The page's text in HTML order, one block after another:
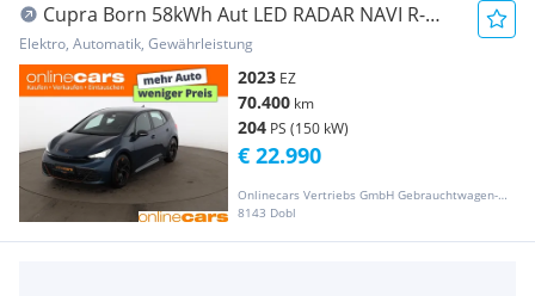
Cupra Born 58kWh Aut LED RADAR NAVI R-
CAM ASSIST PDC
Elektro, Automatik, Gewährleistung
2023 EZ
70.400 km
204 PS (150 kW)
Onlinecars Vertriebs GmbH Gebrauchtwagen-Outlet  Werkstätte  Spenglerei  Lackiererei
8143 Dobl
€ 22.990